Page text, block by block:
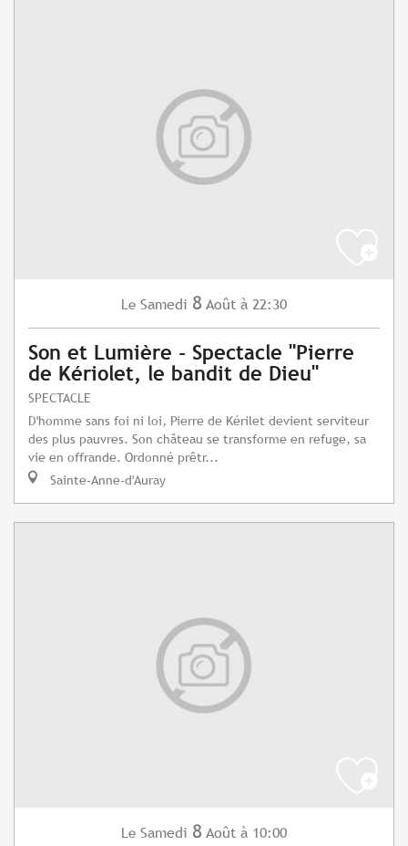
Le Samedi 8 Août à 22:30
Son et Lumière - Spectacle "Pierre
de Kériolet, le bandit de Dieu"
SPECTACLE
D'homme sans foi ni loi, Pierre de Kérilet devient serviteur
des plus pauvres. Son château se transforme en refuge, sa
vie en offrande. Ordonné prêtr...
Sainte-Anne-d'Auray
Le Samedi 8 Août à 10:00